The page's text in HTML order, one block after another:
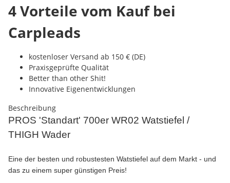
4 Vorteile vom Kauf bei
Carpleads
kostenloser Versand ab 150 € (DE)
Praxisgeprüfte Qualität
Better than other Shit!
Innovative Eigenentwicklungen
Beschreibung
PROS 'Standart' 700er WR02 Watstiefel /
THIGH Wader
Eine der besten und robustesten Watstiefel auf dem Markt - und
das zu einem super günstigen Preis!